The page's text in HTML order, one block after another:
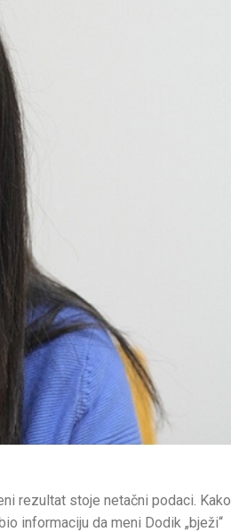
rezultat stoje netačni podaci. Kako
informaciju da meni Dodik „bježi“